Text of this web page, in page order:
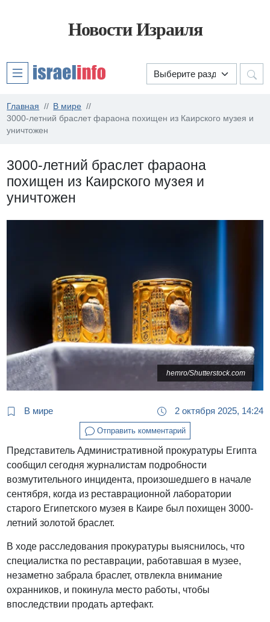
Новости Израиля
Главная
В мире
3000-летний браслет фараона похищен из Каирского музея и
уничтожен
3000-летний браслет фараона
похищен из Каирского музея и
уничтожен
hemro/Shutterstock.com
В мире 2 октября 2025, 14:24
Отправить комментарий
Представитель Административной прокуратуры Египта
сообщил сегодня журналистам подробности
возмутительного инцидента, произошедшего в начале
сентября, когда из реставрационной лаборатории
старого Египетского музея в Каире был похищен 3000-
летний золотой браслет.
В ходе расследования прокуратуры выяснилось, что
специалистка по реставрации, работавшая в музее,
незаметно забрала браслет, отвлекла внимание
охранников, и покинула место работы, чтобы
впоследствии продать артефакт.